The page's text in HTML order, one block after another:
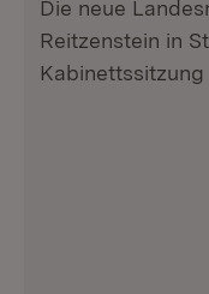
Die neue
Reitzenstein in
Kabinettssitzung